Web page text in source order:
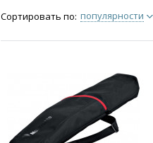
Сортировать по: популярности